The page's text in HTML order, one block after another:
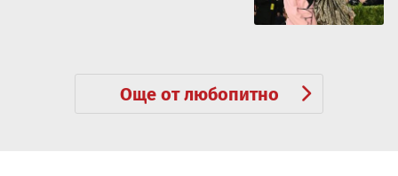
Още от любопитно